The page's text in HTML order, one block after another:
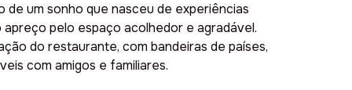
um sonho que nasceu de experiências
pelo espaço acolhedor e agradável.
do restaurante, com bandeiras de países,
com amigos e familiares.